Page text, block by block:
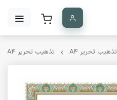
تذهیب تحریر A۴ تذهیب تحریر A4 کد 1015